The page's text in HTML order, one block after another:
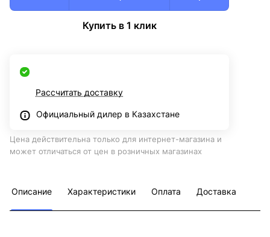
Купить в 1 клик
Рассчитать доставку
Официальный дилер в Казахстане
Цена действительна только для интернет-магазина и
может отличаться от цен в розничных магазинах
Описание Характеристики Оплата Доставка